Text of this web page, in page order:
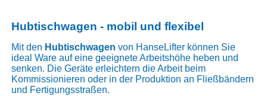
Hubtischwagen - mobil und flexibel
Mit den Hubtischwagen von HanseLifter können Sie
ideal Ware auf eine geeignete Arbeitshöhe heben und
senken. Die Geräte erleichtern die Arbeit beim
Kommissionieren oder in der Produktion an Fließbändern
und Fertigungsstraßen.